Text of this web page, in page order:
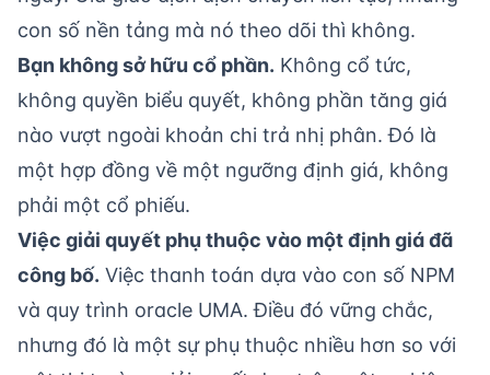
con số nền tảng mà nó theo dõi thì không.
Bạn không sở hữu cổ phần. Không cổ tức,
không quyền biểu quyết, không phần tăng giá
nào vượt ngoài khoản chi trả nhị phân. Đó là
một hợp đồng về một ngưỡng định giá, không
phải một cổ phiếu.
Việc giải quyết phụ thuộc vào một định giá đã
công bố. Việc thanh toán dựa vào con số NPM
và quy trình oracle UMA. Điều đó vững chắc,
nhưng đó là một sự phụ thuộc nhiều hơn so với